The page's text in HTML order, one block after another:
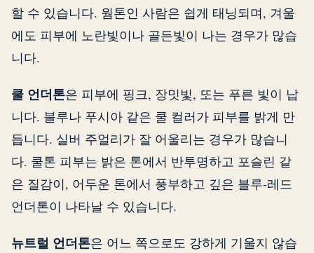
할 수 있습니다. 웜톤인 사람은 쉽게 태닝되며, 겨울
에도 피부에 노란빛이나 골든빛이 나는 경우가 많습
니다.
쿨 언더톤은 피부에 핑크, 장밋빛, 또는 푸른 빛이 납
니다. 블루나 푸시아 같은 쿨 컬러가 피부를 밝게 만
듭니다. 실버 주얼리가 잘 어울리는 경우가 많습니
다. 쿨톤 피부는 밝은 톤에서 반투명하고 포슬린 같
은 질감이, 어두운 톤에서 풍부하고 깊은 블루-레드
언더톤이 나타날 수 있습니다.
뉴트럴 언더톤은 어느 쪽으로도 강하게 기울지 않습